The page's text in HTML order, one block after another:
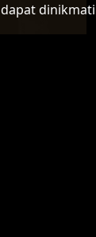
dapat dinikmati